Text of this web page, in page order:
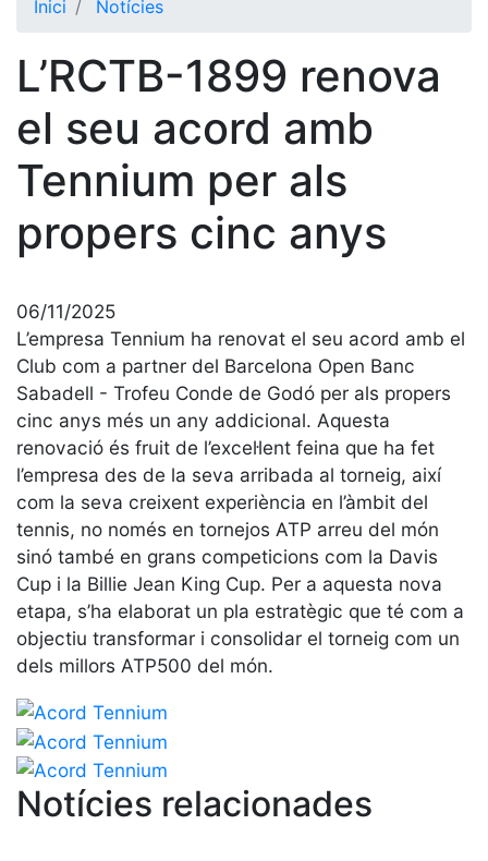
Història
història
Cronologia
Presidents
Organització
directiva
Comissions
i comités
Estructura
executiva
Fundació
Serveis
Instal·lacions
Preguntes
Freqüents
(FAQs)
Treballa amb
nosaltres
Àrea esportiva
Tennis
Escola de
tennis
Inici Notícies
L’RCTB-1899 renova
el seu acord amb
Tennium per als
propers cinc anys
06/11/2025
L’empresa Tennium ha renovat el seu acord amb el
Club com a partner del Barcelona Open Banc
Sabadell - Trofeu Conde de Godó per als propers
cinc anys més un any addicional. Aquesta
renovació és fruit de l’excel·lent feina que ha fet
l’empresa des de la seva arribada al torneig, així
com la seva creixent experiència en l’àmbit del
tennis, no només en tornejos ATP arreu del món
sinó també en grans competicions com la Davis
Cup i la Billie Jean King Cup. Per a aquesta nova
etapa, s’ha elaborat un pla estratègic que té com a
objectiu transformar i consolidar el torneig com un
dels millors ATP500 del món.
Notícies relacionades